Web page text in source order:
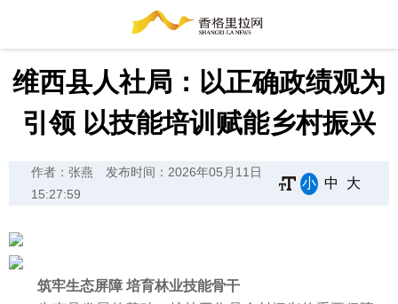
维西县人社局：以正确政绩观为
引领 以技能培训赋能乡村振兴
作者：张燕
发布时间：2026年05月11日
15:27:59
小 中 大
筑牢生态屏障 培育林业技能骨干